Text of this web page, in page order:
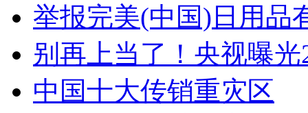
举报完美(中国)日用品
别再上当了！央视曝
中国十大传销重灾区